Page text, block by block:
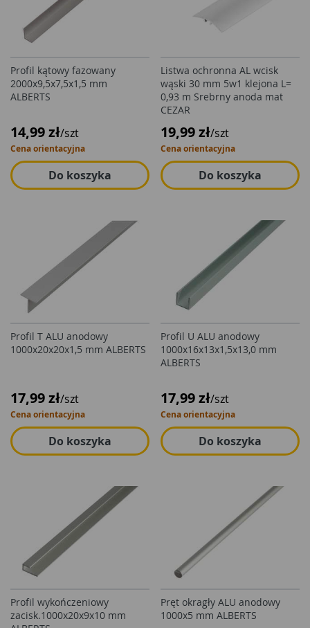
Profil kątowy fazowany
2000x9,5x7,5x1,5 mm
ALBERTS
14,99 zł/szt
Cena orientacyjna
Do koszyka
Listwa ochronna AL wcisk
wąski 30 mm 5w1 klejona L=
0,93 m Srebrny anoda mat
CEZAR
19,99 zł/szt
Cena orientacyjna
Do koszyka
Profil T ALU anodowy
1000x20x20x1,5 mm ALBERTS
17,99 zł/szt
Cena orientacyjna
Do koszyka
Profil U ALU anodowy
1000x16x13x1,5x13,0 mm
ALBERTS
17,99 zł/szt
Cena orientacyjna
Do koszyka
Profil wykończeniowy
zacisk.1000x20x9x10 mm
Pręt okragły ALU anodowy
1000x5 mm ALBERTS